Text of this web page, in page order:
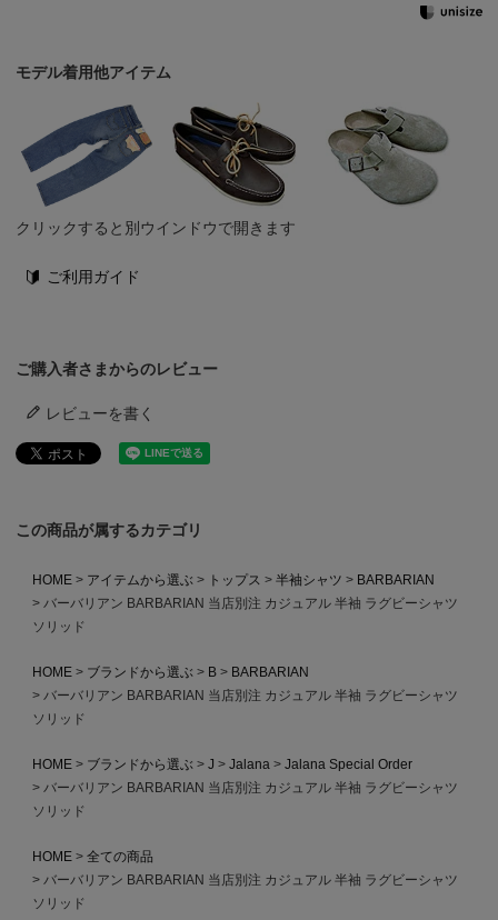
モデル着用他アイテム
クリックすると別ウインドウで開きます
ご利用ガイド
ご購入者さまからのレビュー
レビューを書く
この商品が属するカテゴリ
HOME アイテムから選ぶ トップス 半袖シャツ
BARBARIAN
バーバリアン BARBARIAN 当店別注 カジュアル 半袖 ラグビーシャツ
ソリッド
HOME ブランドから選ぶ B
BARBARIAN
バーバリアン BARBARIAN 当店別注 カジュアル 半袖 ラグビーシャツ
ソリッド
HOME ブランドから選ぶ J Jalana
Jalana Special Order
バーバリアン BARBARIAN 当店別注 カジュアル 半袖 ラグビーシャツ
ソリッド
HOME
全ての商品
バーバリアン BARBARIAN 当店別注 カジュアル 半袖 ラグビーシャツ
ソリッド